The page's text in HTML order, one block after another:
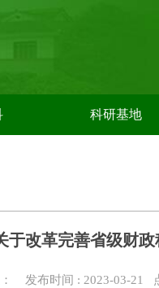
科研基地
于改革完善省级财
发布时间 : 2023-03-21